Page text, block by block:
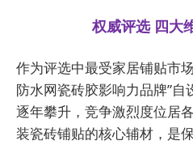
权威评选 四大
作为评选中最受家居铺贴市
防水网瓷砖胶影响力品牌”
逐年攀升，竞争激烈度位居
装瓷砖铺贴的核心辅材，是